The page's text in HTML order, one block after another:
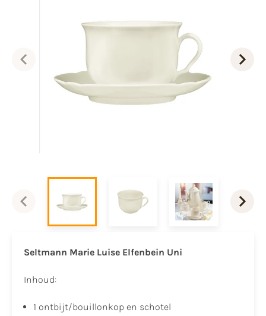
Seltmann Marie Luise Elfenbein Uni
Inhoud:
1 ontbijt/bouillonkop en schotel